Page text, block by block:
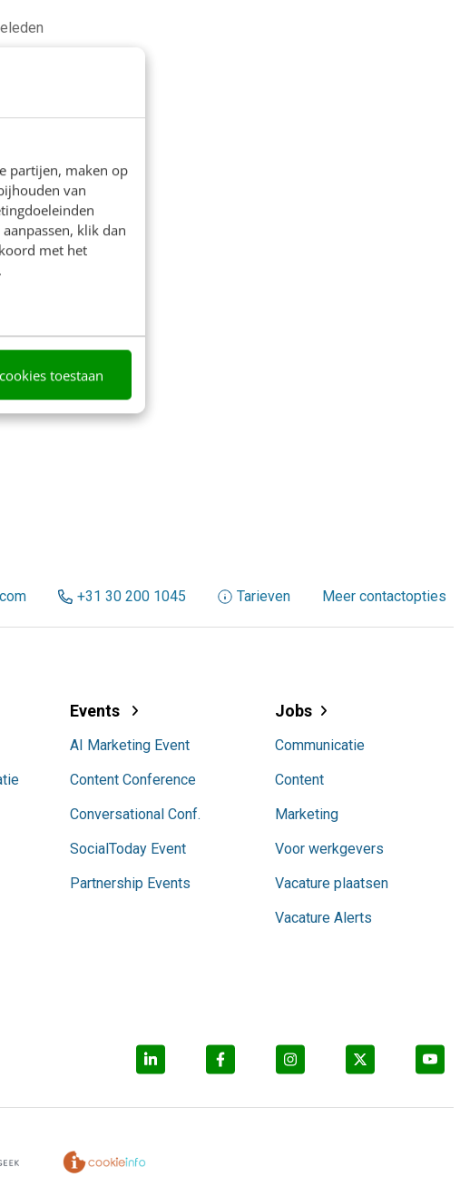
partijen, maken op
van
klik dan
met het
toestaan
+31 30 200 1045 Tarieven Meer contactopties
Events
AI Marketing Event
Content Conference
Conversational Conf.
SocialToday Event
Partnership Events
Jobs
Communicatie
Content
Marketing
Voor werkgevers
Vacature plaatsen
Vacature Alerts